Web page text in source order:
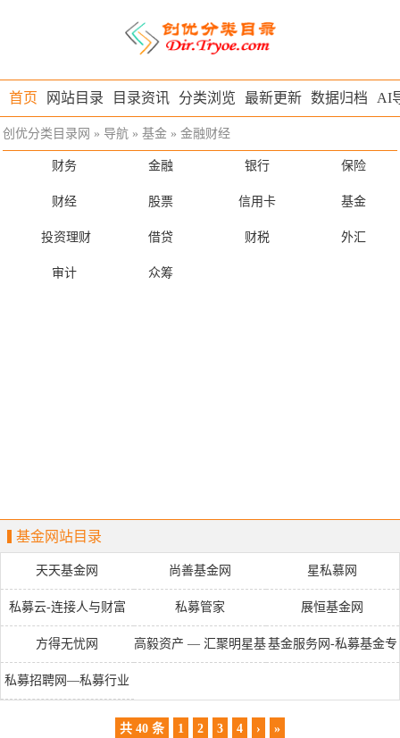
首页 网站目录 目录资讯 分类浏览 最新更新 数据归档 AI
创优分类目录网 » 导航 » 基金 » 金融财经
财务 金融 银行 保险
财经 股票 信用卡 基金
投资理财 借贷 财税 外汇
审计 众筹
基金网站目录
天天基金网 尚善基金网 星私慕网
私募云-连接人与财富 私募管家 展恒基金网
方得无忧网 高毅资产 — 汇聚明星基基金服务网-私募基金专
私募招聘网—私募行业
共 40 条
1 2 3 4 › »